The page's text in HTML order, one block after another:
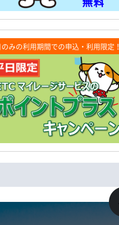
みの利用期間での申込・利用限定！